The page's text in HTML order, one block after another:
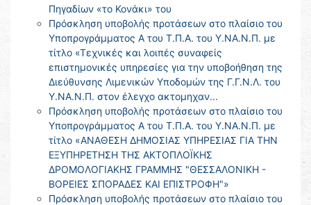
Πηγαδίων «το Κονάκι» του
Πρόσκληση υποβολής προτάσεων στο πλαίσιο του
Υποπρογράμματος Α του Τ.Π.Α. του Υ.ΝΑ.Ν.Π. με
τίτλο «Τεχνικές και λοιπές συναφείς
επιστημονικές υπηρεσίες για την υποβοήθηση της
Διεύθυνσης Λιμενικών Υποδομών της Γ.Γ.Ν.Λ. του
Υ.ΝΑ.Ν.Π. στον έλεγχο ακτομηχαν...
Πρόσκληση υποβολής προτάσεων στο πλαίσιο του
Υποπρογράμματος Α του Τ.Π.Α. του Υ.ΝΑ.Ν.Π. με
τίτλο «ΑΝΑΘΕΣΗ ΔΗΜΟΣΙΑΣ ΥΠΗΡΕΣΙΑΣ ΓΙΑ ΤΗΝ
ΕΞΥΠΗΡΕΤΗΣΗ ΤΗΣ ΑΚΤΟΠΛΟΪΚΗΣ
ΔΡΟΜΟΛΟΓΙΑΚΗΣ ΓΡΑΜΜΗΣ "ΘΕΣΣΑΛΟΝΙΚΗ -
ΒΟΡΕΙΕΣ ΣΠΟΡΑΔΕΣ ΚΑΙ ΕΠΙΣΤΡΟΦΗ"»
Πρόσκληση υποβολής προτάσεων στο πλαίσιο του